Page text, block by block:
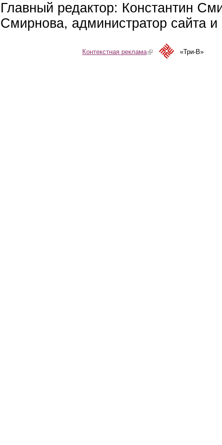
Главный редактор: Константин
Смирнова, администратор сайта
Контекстная реклама(link is external)«Три-В»